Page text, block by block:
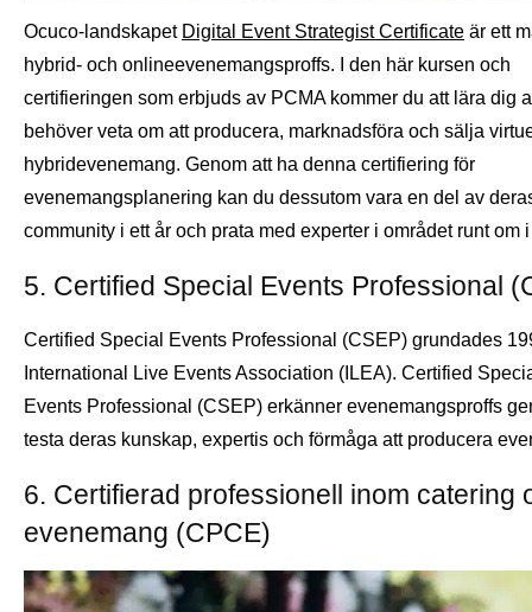
Ocuco-landskapet Digital Event Strategist Certificate är ett
hybrid- och onlineevenemangsproffs. I den här kursen och
certifieringen som erbjuds av PCMA kommer du att lära dig
behöver veta om att producera, marknadsföra och sälja
hybridevenemang. Genom att ha denna certifiering för
evenemangsplanering kan du dessutom vara en del av
community i ett år och prata med experter i området runt om
5. Certified Special Events Professional
Certified Special Events Professional (CSEP) grundades
International Live Events Association (ILEA). Certified
Events Professional (CSEP) erkänner evenemangsproffs
testa deras kunskap, expertis och förmåga att producera
6. Certifierad professionell inom catering
evenemang (CPCE)